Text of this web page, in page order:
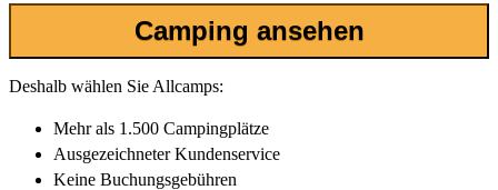
Camping ansehen
Deshalb wählen Sie Allcamps:
Mehr als 1.500 Campingplätze
AusgezeichneterKundenservice
Keine Buchungsgebühren